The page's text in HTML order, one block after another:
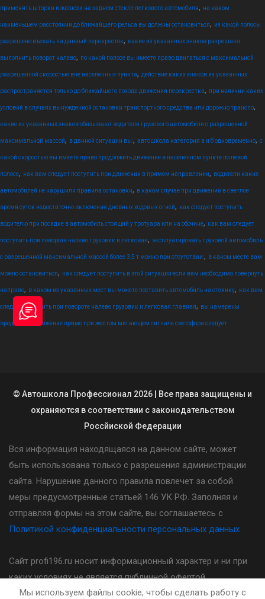
применять шторки и жалюзи на заднем стекле легкового автомобиля, на каком
наименьшем расстоянии до ближайшего рельса вы должны остановиться, из какой полосы
разрешено въехать на данный перекресток, какие из указанных знаков разрешают
выполнить поворот налево, по какой полосе вы имеете право двигаться с максимальной
разрешенной скоростью вне населенных пункта, действие каких знаков из указанных
распространяется только до ближайшего похода движения перекрестка, при наличии каких
условий в случаях вынужденной остановки транспортного средства или дорожно транспо,
какие из указанных знаков обязывают водителя грузового автомобиля с разрешенной
максимальной массой, в данной ситуации вы:, автошкола категория а и б одновременно, с
какой скоростью вы имеете право продолжить движение в населенном пункте по левой
полосе, как вам следует поступить при движении в прямом направлении, водители каких
автомобилей не нарушили правила остановки, в каком случае при движении в светлое
время суток недостаточно включения дневных ходовых огней, как следует поступить
водителю при посадке в автомобиль стоящий у тротуара или на обочине, как вам следует
поступить при повороте налево грузовик и легковая, эксплуатировать грузовой автомобиль
с разрешенной максимальной массой более 3,5 т можно при отсутствии:, в каком месте вам
можно остановиться, как следует поступить в этой ситуации если вам необходимо повернуть
направо, в каком из указанных мест вы можете поставить автомобиль на стоянку, как вам
следует поступить при повороте налево грузовик и легковая главная, вы намерены
продолжить движение прямо при желтом мигающем сигнале светофора следует
© Автошкола Профессионал 2026 | Все права защищены и
охраняются в соответствии с законодательством
Россйиской Федерации
Вся информация находящаяся на данном сайте, может
быть использована только с разрешения администрации
сайта. Нарушение данного правила повлечет за собой
меры предусмотренные статьей 146 УК РФ. Заполняя и
отправляя формы на этом сайте, вы соглашаетесь с
Политикой конфиденциальности персональных данных
Сайт profi196.ru носит информационный характер и ни при
каких условиях не является публичной офертой,
определяемой положениями статьи 437(2) Гражданского
Мы используем файлы cookie, чтобы сделать работу с